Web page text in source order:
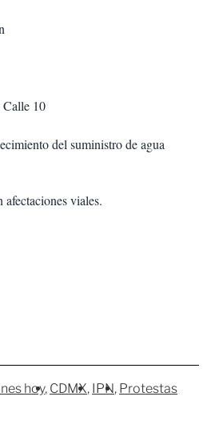
10
del suministro de agua
afectaciones viales.
hoy CDMX IPN Protestas